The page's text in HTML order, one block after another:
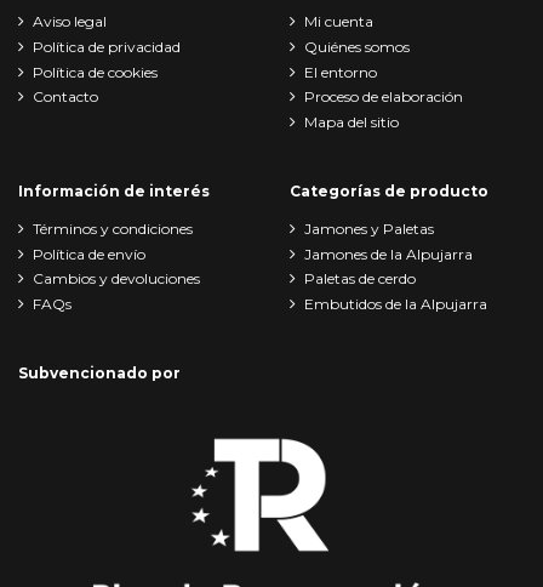
Aviso legal
Política de privacidad
Política de cookies
Contacto
Mi cuenta
Quiénes somos
El entorno
Proceso de elaboración
Mapa del sitio
Información de interés
Términos y condiciones
Política de envío
Cambios y devoluciones
FAQs
Categorías de producto
Jamones y Paletas
Jamones de la Alpujarra
Paletas de cerdo
Embutidos de la Alpujarra
Subvencionado por